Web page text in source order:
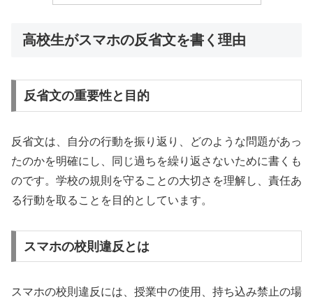
高校生がスマホの反省文を書く理由
反省文の重要性と目的
反省文は、自分の行動を振り返り、どのような問題があっ
たのかを明確にし、同じ過ちを繰り返さないために書くも
のです。学校の規則を守ることの大切さを理解し、責任あ
る行動を取ることを目的としています。
スマホの校則違反とは
スマホの校則違反には、授業中の使用、持ち込み禁止の場